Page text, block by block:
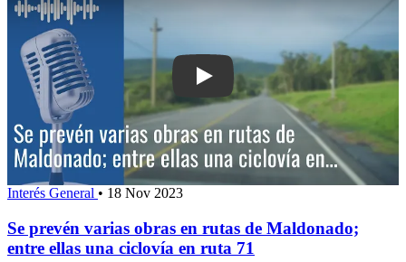
Play: Se prevén varias obras en
Interés General • 18 Nov 2023
Se prevén varias obras en rutas de Maldonado;
entre ellas una ciclovía en ruta 71